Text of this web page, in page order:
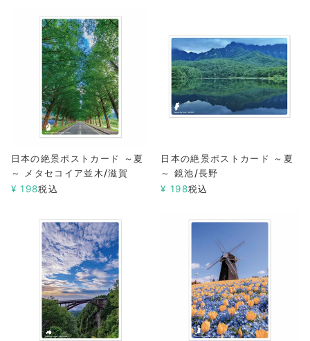
日本の絶景ポストカード ～夏
～ メタセコイア並木/滋賀
¥ 198税込
日本の絶景ポストカード ～夏
～ 鏡池/長野
¥ 198税込